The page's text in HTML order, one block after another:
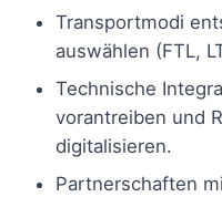
Transportmodi
auswählen (FTL,
Technische
vorantreiben und
digitalisieren.
Partnerschaften